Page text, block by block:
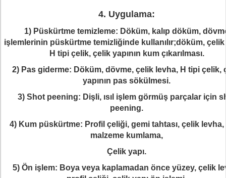
4. Uygulama:
1) Püskürtme temizleme: Döküm, kalıp döküm,
işlemlerinin püskürtme temizliğinde kullanılır;döküm,
H tipi çelik, çelik yapının kum çıkarılması.
2) Pas giderme: Döküm, dövme, çelik levha, H tipi çelik,
yapının pas sökülmesi.
3) Shot peening: Dişli, ısıl işlem görmüş parçalar için
peening.
4) Kum püskürtme: Profil çeliği, gemi tahtası, çelik
malzeme kumlama,
Çelik yapı.
5) Ön işlem: Boya veya kaplamadan önce yüzey, çelik